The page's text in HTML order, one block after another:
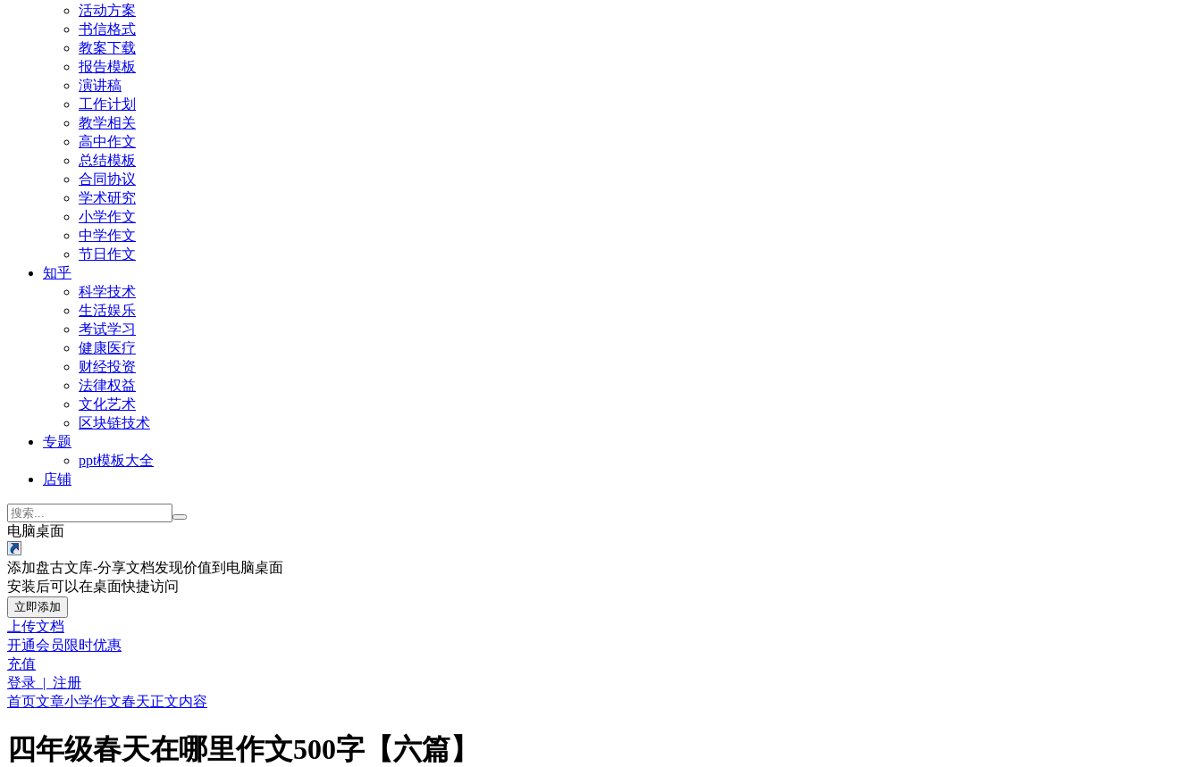
活动方案
书信格式
教案下载
报告模板
演讲稿
工作计划
教学相关
高中作文
总结模板
合同协议
学术研究
小学作文
中学作文
节日作文
知乎
科学技术
生活娱乐
考试学习
健康医疗
财经投资
法律权益
文化艺术
区块链技术
专题
ppt模板大全
店铺
电脑桌面
添加盘古文库-分享文档发现价值到电脑桌面
安装后可以在桌面快捷访问
立即添加
上传文档
开通会员限时优惠
充值
登录 | 注册
首页文章小学作文春天正文内容
四年级春天在哪里作文500字【六篇】